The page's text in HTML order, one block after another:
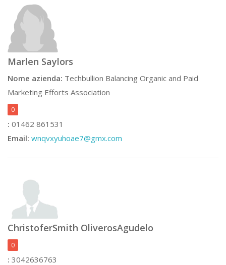
Marlen Saylors
Nome azienda: Techbullion Balancing Organic and Paid
Marketing Efforts Association
0
: 01462 861531
Email: wnqvxyuhoae7@gmx.com
ChristoferSmith OliverosAgudelo
0
: 3042636763